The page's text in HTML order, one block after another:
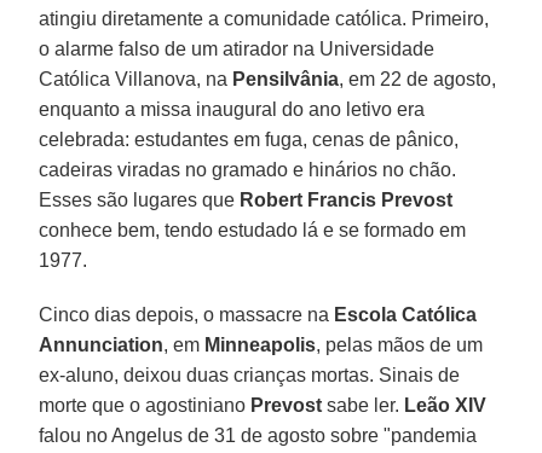
atingiu diretamente a comunidade católica. Primeiro,
o alarme falso de um atirador na Universidade
Católica Villanova, na Pensilvânia, em 22 de agosto,
enquanto a missa inaugural do ano letivo era
celebrada: estudantes em fuga, cenas de pânico,
cadeiras viradas no gramado e hinários no chão.
Esses são lugares que Robert Francis Prevost
conhece bem, tendo estudado lá e se formado em
1977.
Cinco dias depois, o massacre na Escola Católica
Annunciation, em Minneapolis, pelas mãos de um
ex-aluno, deixou duas crianças mortas. Sinais de
morte que o agostiniano Prevost sabe ler. Leão XIV
falou no Angelus de 31 de agosto sobre "pandemia